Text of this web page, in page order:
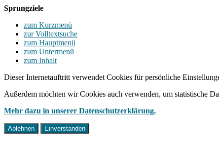
Sprungziele
zum Kurzmenü
zur Volltextsuche
zum Hauptmenü
zum Untermenü
zum Inhalt
Dieser Internetauftritt verwendet Cookies für persönliche
Außerdem möchten wir Cookies auch verwenden, um statistische
Mehr dazu in unserer Datenschutzerklärung.
Ablehnen Einverstanden